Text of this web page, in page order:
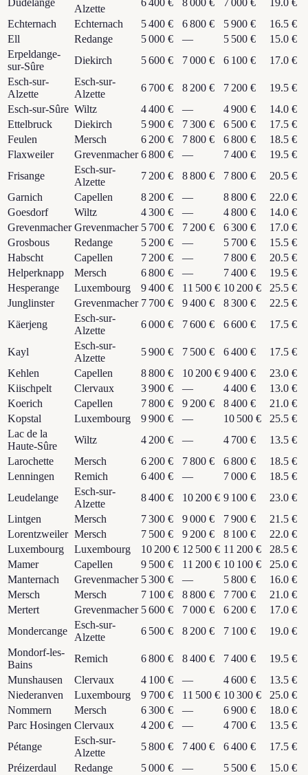
Dudelange
Alzette
6 400 € 8 000 € 7 000 €
19.0 €
Echternach
Echternach 5 400 € 6 800 € 5 900 €
16.5 €
Ell
Redange 5 000 € — 5 500 €
15.0 €
Erpeldange-
sur-Sûre
Diekirch 5 600 € 7 000 € 6 100 €
17.0 €
Esch-sur-
Alzette
Esch-sur-
Alzette
6 700 € 8 200 € 7 200 €
19.5 €
Esch-sur-Sûre Wiltz 4 400 € — 4 900 €
14.0 €
Ettelbruck
Diekirch 5 900 € 7 300 € 6 500 €
17.5 €
Feulen
Mersch 6 200 € 7 800 € 6 800 €
18.5 €
Flaxweiler
Grevenmacher 6 800 € — 7 400 €
19.5 €
Frisange
Esch-sur-
Alzette
7 200 € 8 800 € 7 800 €
20.5 €
Garnich
Capellen 8 200 € — 8 800 €
22.0 €
Goesdorf
Wiltz 4 300 € — 4 800 €
14.0 €
Grevenmacher Grevenmacher 5 700 € 7 200 € 6 300 €
17.0 €
Grosbous
Redange 5 200 € — 5 700 €
15.5 €
Habscht
Capellen 7 200 € — 7 800 €
20.5 €
Helperknapp
Mersch 6 800 € — 7 400 €
19.5 €
Hesperange
Luxembourg 9 400 € 11 500 € 10 200 €
25.5 €
Junglinster
Grevenmacher 7 700 € 9 400 € 8 300 €
22.5 €
Käerjeng
Esch-sur-
Alzette
6 000 € 7 600 € 6 600 € 17.5 €
Kayl
Esch-sur-
Alzette
5 900 € 7 500 € 6 400 €
17.5 €
Kehlen
Capellen 8 800 € 10 200 € 9 400 €
23.0 €
Kiischpelt
Clervaux 3 900 € — 4 400 €
13.0 €
Koerich
Capellen 7 800 € 9 200 € 8 400 €
21.0 €
Kopstal
Luxembourg 9 900 € — 10 500 €
25.5 €
Lac de la
Haute-Sûre
Wiltz 4 200 € — 4 700 €
13.5 €
Larochette
Mersch 6 200 € 7 800 € 6 800 €
18.5 €
Lenningen
Remich 6 400 € — 7 000 €
18.5 €
Leudelange
Esch-sur-
Alzette
8 400 € 10 200 € 9 100 €
23.0 €
Lintgen
Mersch 7 300 € 9 000 € 7 900 €
21.5 €
Lorentzweiler Mersch 7 500 € 9 200 € 8 100 €
22.0 €
Luxembourg
Luxembourg 10 200 € 12 500 € 11 200 €
28.5 €
Mamer
Capellen 9 500 € 11 200 € 10 100 €
25.0 €
Manternach
Grevenmacher 5 300 € — 5 800 €
16.0 €
Mersch
Mersch 7 100 € 8 800 € 7 700 €
21.0 €
Mertert
Grevenmacher 5 600 € 7 000 € 6 200 €
17.0 €
Mondercange
Esch-sur-
Alzette
6 500 € 8 200 € 7 100 €
19.0 €
Mondorf-les-
Bains
Remich 6 800 € 8 400 € 7 400 €
19.5 €
Munshausen
Clervaux 4 100 € — 4 600 €
13.5 €
Niederanven
Luxembourg 9 700 € 11 500 € 10 300 €
25.0 €
Nommern
Mersch 6 300 € — 6 900 €
18.0 €
Parc Hosingen Clervaux 4 200 € — 4 700 €
13.5 €
Pétange
Esch-sur-
Alzette
5 800 € 7 400 € 6 400 €
17.5 €
Préizerdaul
Redange 5 000 € — 5 500 €
15.0 €